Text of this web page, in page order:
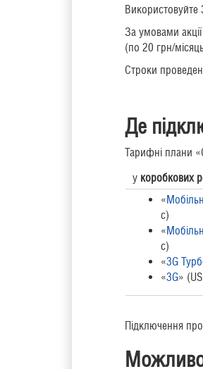
Використовуйте
За умовами
(по 20 грн/
Строки
Де
Тарифні плани
у коробкових
«
с)
«
с)
«3G
«3G»
Підключення